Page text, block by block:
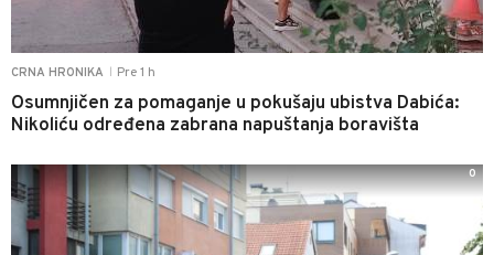
CRNA HRONIKA Pre 1 h
Osumnjičen za pomaganje u pokušaju ubistva Dabića:
Nikoliću određena zabrana napuštanja boravišta
0